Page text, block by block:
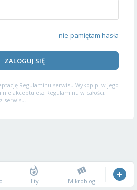
nie pamiętam hasła
ZALOGUJ SIĘ
Regulaminu serwisu Wykop.pl w jego
akceptujesz Regulaminu w całości,
serwisu.
Hity Mikroblog